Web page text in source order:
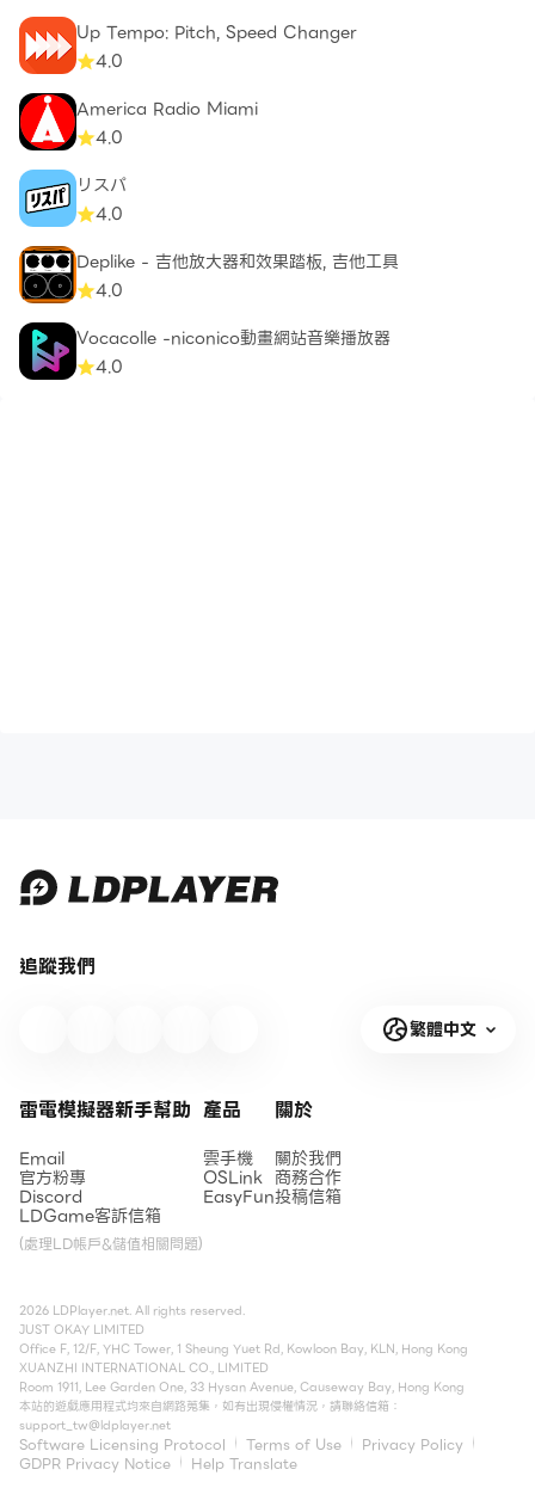
Up Tempo: Pitch, Speed Changer
4.0
America Radio Miami
4.0
リスパ
4.0
Deplike - 吉他放大器和效果踏板, 吉他工具
4.0
Vocacolle -niconico動畫網站音樂播放器
4.0
追蹤我們
繁體中文
雷電模擬器新手幫助
Email
官方粉專
Discord
LDGame客訴信箱
(處理LD帳戶&儲值相關問題)
產品
雲手機
OSLink
EasyFun
關於
關於我們
商務合作
投稿信箱
2026 LDPlayer.net. All rights reserved.
JUST OKAY LIMITED
Office F, 12/F, YHC Tower, 1 Sheung Yuet Rd, Kowloon Bay, KLN, Hong Kong
XUANZHI INTERNATIONAL CO., LIMITED
Room 1911, Lee Garden One, 33 Hysan Avenue, Causeway Bay, Hong Kong
本站的遊戲應用程式均來自網路蒐集，如有出現侵權情況，請聯絡信箱：
support_tw@ldplayer.net
Software Licensing Protocol Terms of Use
Privacy Policy
GDPR Privacy Notice
Help Translate